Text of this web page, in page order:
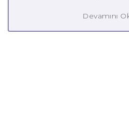
Devamını